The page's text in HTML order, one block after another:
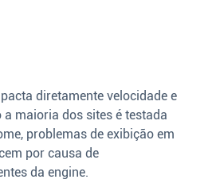
diretamente velocidade e
maioria dos sites é testada
problemas de exibição em
por causa de
da engine.